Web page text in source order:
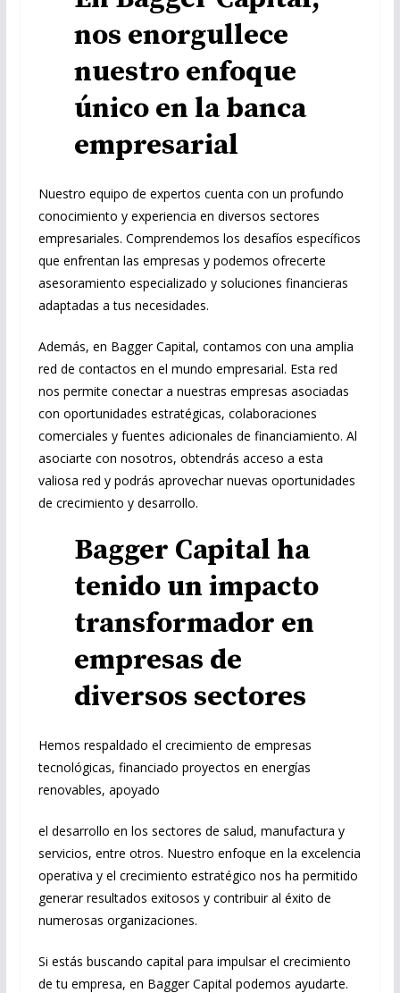
nos enorgullece
nuestro enfoque
único en la banca
empresarial
Nuestro equipo de expertos cuenta con un profundo
conocimiento y experiencia en diversos sectores
empresariales. Comprendemos los desafíos específicos
que enfrentan las empresas y podemos ofrecerte
asesoramiento especializado y soluciones financieras
adaptadas a tus necesidades.
Además, en Bagger Capital, contamos con una amplia
red de contactos en el mundo empresarial. Esta red
nos permite conectar a nuestras empresas asociadas
con oportunidades estratégicas, colaboraciones
comerciales y fuentes adicionales de financiamiento. Al
asociarte con nosotros, obtendrás acceso a esta
valiosa red y podrás aprovechar nuevas oportunidades
de crecimiento y desarrollo.
Bagger Capital ha
tenido un impacto
transformador en
empresas de
diversos sectores
Hemos respaldado el crecimiento de empresas
tecnológicas, financiado proyectos en energías
renovables, apoyado
el desarrollo en los sectores de salud, manufactura y
servicios, entre otros. Nuestro enfoque en la excelencia
operativa y el crecimiento estratégico nos ha permitido
generar resultados exitosos y contribuir al éxito de
numerosas organizaciones.
Si estás buscando capital para impulsar el crecimiento
de tu empresa, en Bagger Capital podemos ayudarte.